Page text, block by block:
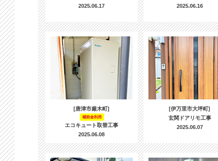
2025.06.17
2025.06.16
[唐津市厳木町]
補助金利用
エコキュート取替工事
2025.06.08
[伊万里市大坪町]
玄関ドアリモ工事
2025.06.07